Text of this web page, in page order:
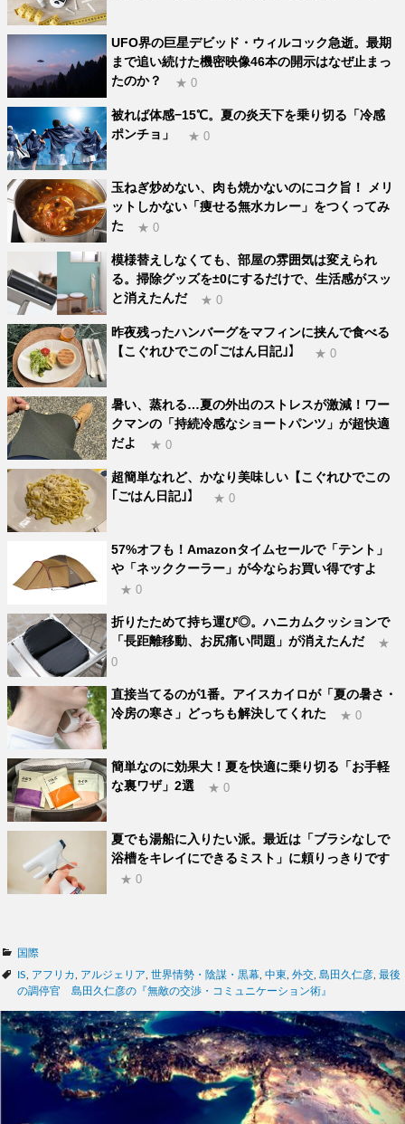
UFO界の巨星デビッド・ウィルコック急逝。最期
まで追い続けた機密映像46本の開示はなぜ止まっ
たのか？
★ 0
被れば体感−15℃。夏の炎天下を乗り切る「冷感
ポンチョ」
★ 0
玉ねぎ炒めない、肉も焼かないのにコク旨！ メリ
ットしかない「痩せる無水カレー」をつくってみ
た
★ 0
模様替えしなくても、部屋の雰囲気は変えられ
る。掃除グッズを±0にするだけで、生活感がスッ
と消えたんだ
★ 0
昨夜残ったハンバーグをマフィンに挟んで食べる
【こぐれひでこの｢ごはん日記｣】
★ 0
暑い、蒸れる…夏の外出のストレスが激減！ワー
クマンの「持続冷感なショートパンツ」が超快適
だよ
★ 0
超簡単なれど、かなり美味しい【こぐれひでこの
｢ごはん日記｣】
★ 0
57%オフも！Amazonタイムセールで「テント」
や「ネッククーラー」が今ならお買い得ですよ
★ 0
折りたためて持ち運び◎。ハニカムクッションで
「長距離移動、お尻痛い問題」が消えたんだ
★
0
直接当てるのが1番。アイスカイロが「夏の暑さ・
冷房の寒さ」どっちも解決してくれた
★ 0
簡単なのに効果大！夏を快適に乗り切る「お手軽
な裏ワザ」2選
★ 0
夏でも湯船に入りたい派。最近は「ブラシなしで
浴槽をキレイにできるミスト」に頼りっきりです
★ 0
カ
テ
ゴ
ー
国際
タ
グ
IS アフリカ アルジェリア 世界情勢・陰謀・黒幕 中東 外交 島田久仁彦 最後
の調停官 島田久仁彦の『無敵の交渉・コミュニケーション術』